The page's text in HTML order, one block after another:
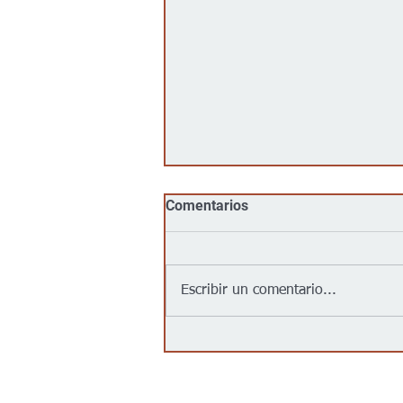
brote de salmonela en EEUU
Comentarios
Escribir un comentario...